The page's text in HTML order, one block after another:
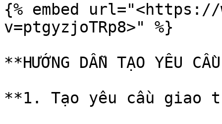
{% embed url="<https://
v=ptgyzjoTRp8>" %}
**HƯỚNG DẪN TẠO YÊU
**1. Tạo yêu cầu giao